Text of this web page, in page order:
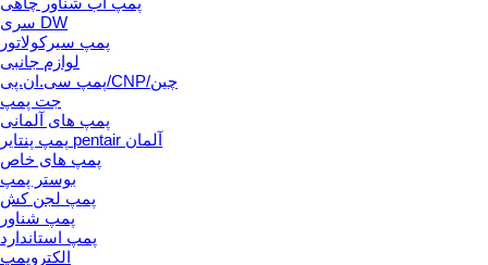
سری DW
پمپ سیرکولاتور
لوازم جانبی
پمپ سی.ان.پی/CNP/چین
جت پمپ
پمپ های آلمانی
پمپ پنتایر pentair آلمان
پمپ های خاص
بوستر پمپ
پمپ لجن کش
پمپ شناور
پمپ استاندارد
الکتروپمپ